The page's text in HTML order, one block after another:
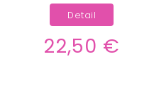
22,50 €
Detail